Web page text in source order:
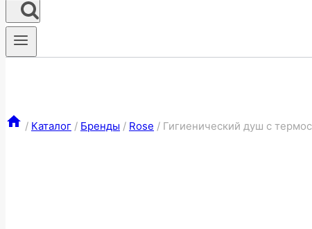
/ Каталог / Бренды / Rose / Гигиенический душ с